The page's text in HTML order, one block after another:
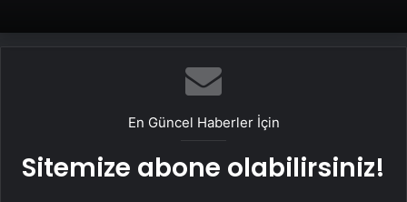
En Güncel Haberler İçin
Sitemize abone olabilirsiniz!